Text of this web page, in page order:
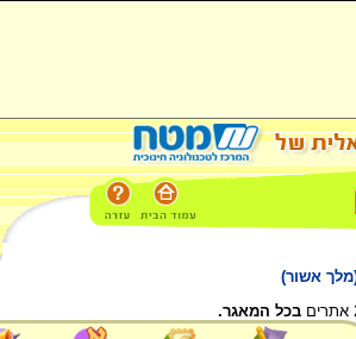
אשור)
בכל המאגר.